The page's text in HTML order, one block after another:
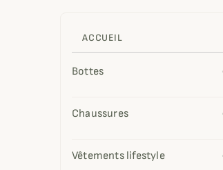
ACCUEIL
Bottes
Chaussures
Vêtements lifestyle